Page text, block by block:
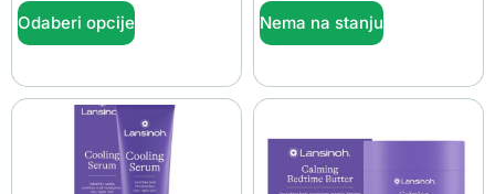
Odaberi opcije Nema na stanju